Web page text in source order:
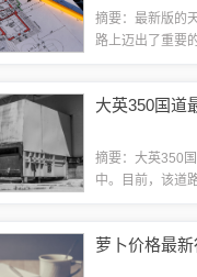
摘要：最新版的
路上迈出了重要
在智能化、精细
大英350国道
摘要：大英350
中。目前，该道
性和经济发展潜
萝卜价格最